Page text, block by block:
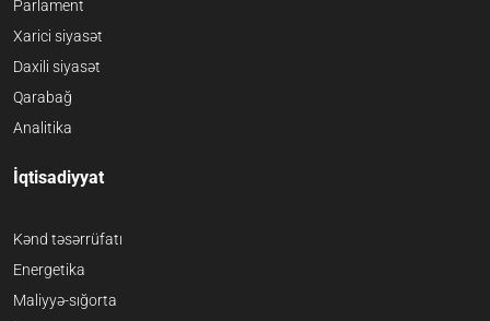
Parlament
Xarici siyasət
Daxili siyasət
Qarabağ
Analitika
İqtisadiyyat
Kənd təsərrüfatı
Energetika
Maliyyə-sığorta